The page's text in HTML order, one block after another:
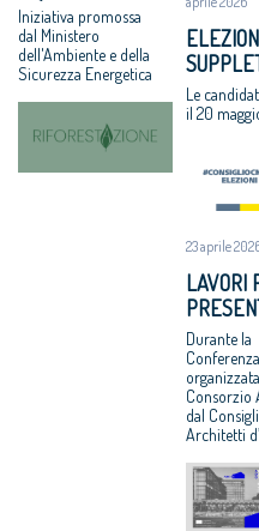
PIÙ GREEN CON
“RIFORESTAZIONE”
Iniziativa promossa
dal Ministero
dell'Ambiente e della
Sicurezza Energetica
Le
il 20
23 aprile
LAVORI
“DOPO IL
Durante la
Conferenza
Consorzio
dal
Architetti